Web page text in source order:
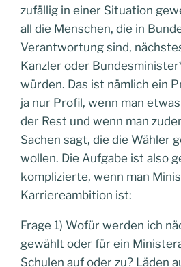
zufällig in einer Situation
all die Menschen, die in
Verantwortung sind,
Kanzler oder
würden. Das ist nämlich ein
ja nur Profil, wenn man
der Rest und wenn man
Sachen sagt, die die Wähler
wollen. Die Aufgabe ist also
komplizierte, wenn man
Karriereambition ist:
Frage 1) Wofür werden ich
gewählt oder für ein
Schulen auf oder zu? Läden